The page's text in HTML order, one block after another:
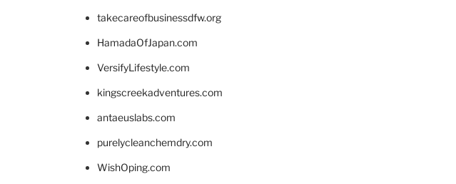
takecareofbusinessdfw.org
HamadaOfJapan.com
VersifyLifestyle.com
kingscreekadventures.com
antaeuslabs.com
purelycleanchemdry.com
WishOping.com